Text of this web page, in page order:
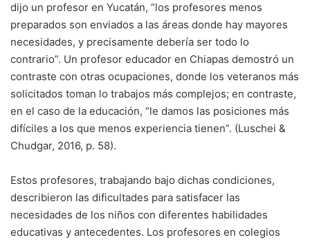
dijo un profesor en Yucatán, “los profesores menos
preparados son enviados a las áreas donde hay mayores
necesidades, y precisamente debería ser todo lo
contrario”. Un profesor educador en Chiapas demostró un
contraste con otras ocupaciones, donde los veteranos más
solicitados toman lo trabajos más complejos; en contraste,
en el caso de la educación, “le damos las posiciones más
difíciles a los que menos experiencia tienen”. (Luschei &
Chudgar, 2016, p. 58).
Estos profesores, trabajando bajo dichas condiciones,
describieron las dificultades para satisfacer las
necesidades de los niños con diferentes habilidades
educativas y antecedentes. Los profesores en colegios